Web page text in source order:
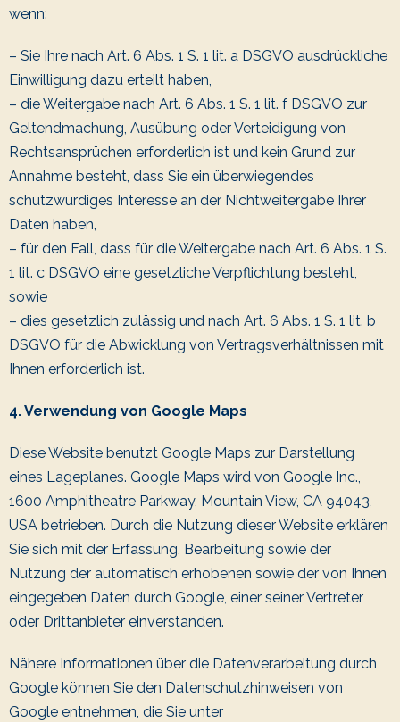
wenn:
– Sie Ihre nach Art. 6 Abs. 1 S. 1 lit. a DSGVO ausdrückliche
Einwilligung dazu erteilt haben,
– die Weitergabe nach Art. 6 Abs. 1 S. 1 lit. f DSGVO zur
Geltendmachung, Ausübung oder Verteidigung von
Rechtsansprüchen erforderlich ist und kein Grund zur
Annahme besteht, dass Sie ein überwiegendes
schutzwürdiges Interesse an der Nichtweitergabe Ihrer
Daten haben,
– für den Fall, dass für die Weitergabe nach Art. 6 Abs. 1 S.
1 lit. c DSGVO eine gesetzliche Verpflichtung besteht,
sowie
– dies gesetzlich zulässig und nach Art. 6 Abs. 1 S. 1 lit. b
DSGVO für die Abwicklung von Vertragsverhältnissen mit
Ihnen erforderlich ist.
4. Verwendung von Google Maps
Diese Website benutzt Google Maps zur Darstellung
eines Lageplanes. Google Maps wird von Google Inc.,
1600 Amphitheatre Parkway, Mountain View, CA 94043,
USA betrieben. Durch die Nutzung dieser Website erklären
Sie sich mit der Erfassung, Bearbeitung sowie der
Nutzung der automatisch erhobenen sowie der von Ihnen
eingegeben Daten durch Google, einer seiner Vertreter
oder Drittanbieter einverstanden.
Nähere Informationen über die Datenverarbeitung durch
Google können Sie den Datenschutzhinweisen von
Google entnehmen, die Sie unter